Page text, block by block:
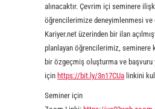
alınacaktır. Çevrim içi seminere
öğrencilerimize deneyimlenmesi ve
Kariyer.net üzerinden bir ilan
planlayan öğrencilerimiz, seminere
bir özgeçmiş oluşturma ve başvuru
için https://bit.ly/3n17CUa linkini
Seminer için